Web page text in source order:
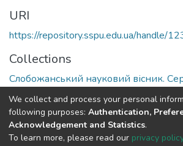
URI
https://repository.sspu.edu.ua/handle/
Collections
Слобожанський науковий вісник.
Full item page Google
We collect and process your personal
following purposes: Authentication,
Acknowledgement and Statistics.
To learn more, please read our privacy policy